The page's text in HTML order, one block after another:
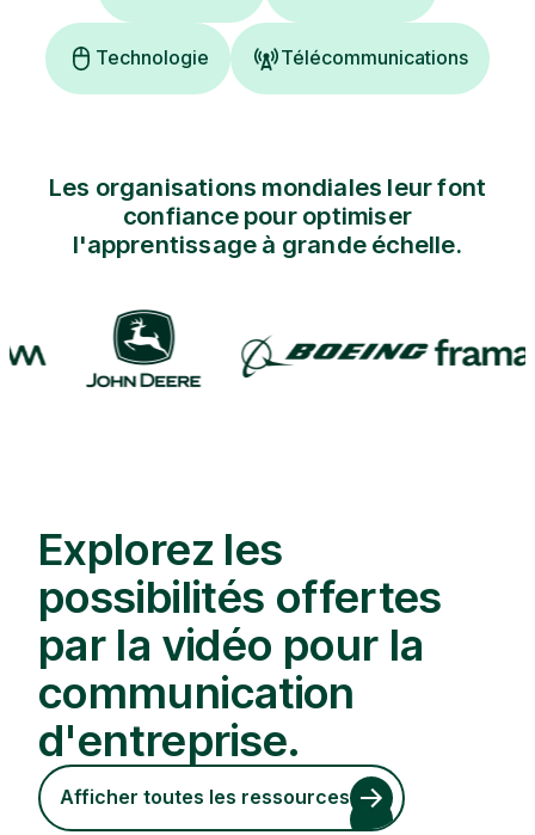
Technologie Télécommunications
Les organisations mondiales leur font
confiance pour optimiser
l'apprentissage à grande échelle.
Explorez les
possibilités offertes
par la vidéo pour la
communication
d'entreprise.
Afficher toutes les ressources